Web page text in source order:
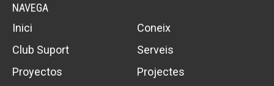
NAVEGA
Inici
Coneix
Club Suport
Serveis
Proyectos
Projectes